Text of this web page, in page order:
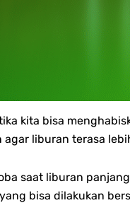
kita bisa
liburan terasa
saat liburan
bisa dilakukan